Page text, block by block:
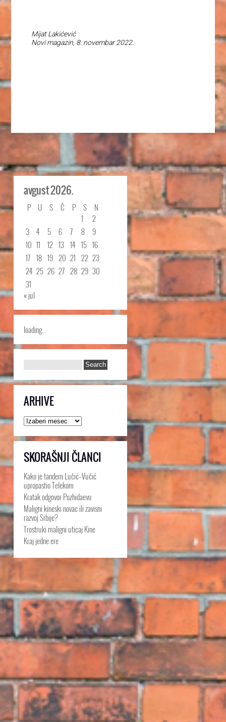
Mijat Lakićević
Novi magazin, 8. novembar 2022.
avgust 2026.
P U S Č P S
N
1
2
3
4 5 6 7 8
9
10 11 12 13 14 15 16
17 18 19 20 21 22 23
24 25 26 27 28 29 30
31
« jul
loading...
ARHIVE
Arhive
SKORAŠNJI ČLANCI
Kako je tandem Lučić–Vučić
upropastio Telekom
Kratak odgovor Pozhidaevu
Maligni kineski novac ili zavisni
razvoj Srbije?
Trostruki maligni uticaj Kine
Kraj jedne ere